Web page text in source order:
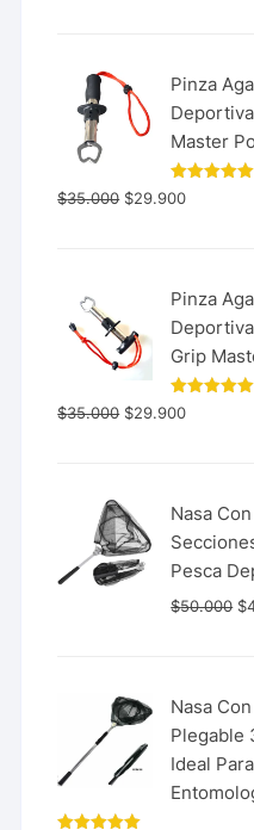
Pinza
Master
Valorado
con
$35.000 $29.900
Pinza
Grip
Valorado
con
$35.000 $29.900
Nasa
Pesca
$50.000 $
Nasa
Plegable
Ideal